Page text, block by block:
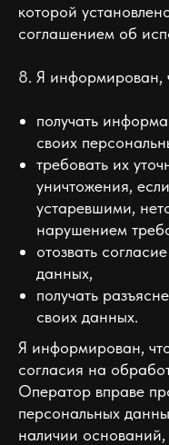
которой
соглашением об
8. Я информирован,
получать
своих
требовать их
уничтожения,
устаревшими,
нарушением
отозвать
данных,
получать
своих данных.
Я информирован,
согласия на
Оператор вправе
персональных
наличии